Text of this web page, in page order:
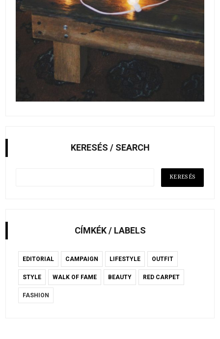
KERESÉS / SEARCH
CÍMKÉK / LABELS
EDITORIAL CAMPAIGN LIFESTYLE OUTFIT
STYLE WALK OF FAME BEAUTY RED CARPET
FASHION